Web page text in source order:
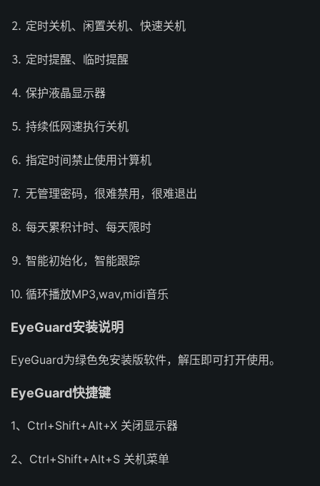
⒉ 定时关机、闲置关机、快速关机
⒊ 定时提醒、临时提醒
⒋ 保护液晶显示器
⒌ 持续低网速执行关机
⒍ 指定时间禁止使用计算机
⒎ 无管理密码，很难禁用，很难退出
⒏ 每天累积计时、每天限时
⒐ 智能初始化，智能跟踪
⒑ 循环播放MP3,wav,midi音乐
EyeGuard安装说明
EyeGuard为绿色免安装版软件，解压即可打开使用。
EyeGuard快捷键
1、Ctrl+Shift+Alt+X 关闭显示器
2、Ctrl+Shift+Alt+S 关机菜单